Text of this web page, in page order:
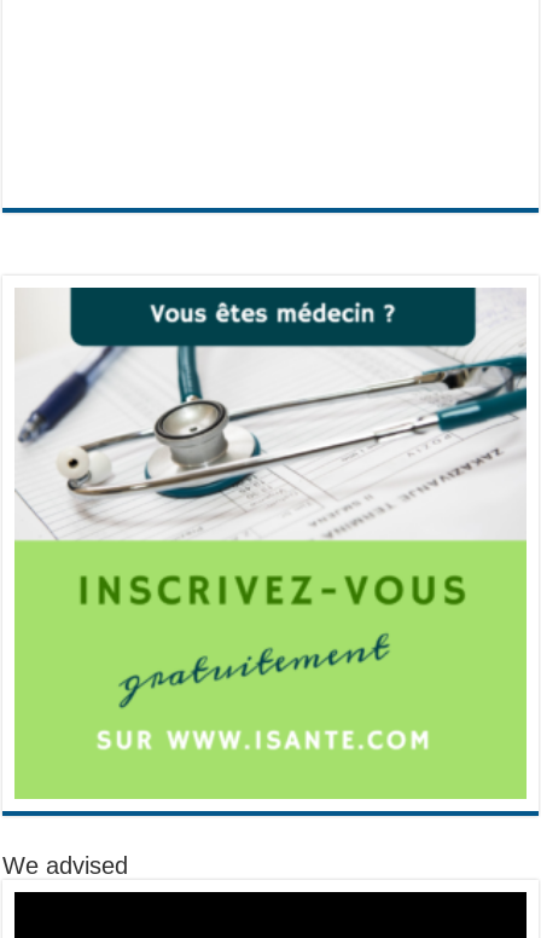
We advised